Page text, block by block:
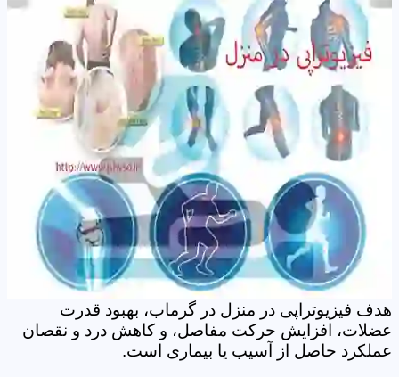
هدف فیزیوتراپی در منزل در گرماب، بهبود قدرت
عضلات، افزایش حرکت مفاصل، و کاهش درد و نقصان
عملکرد حاصل از آسیب یا بیماری است.